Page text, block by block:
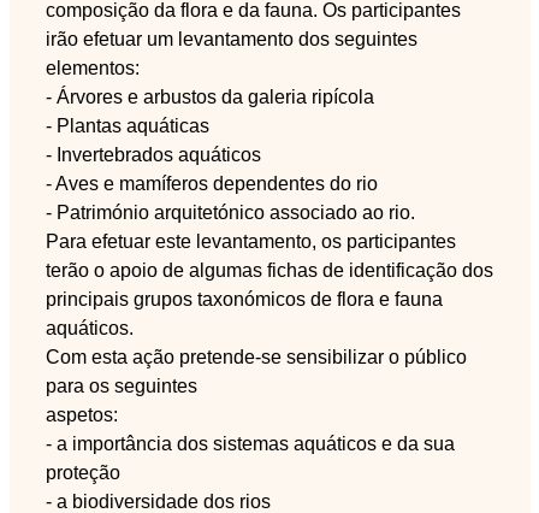
composição da flora e da fauna. Os participantes
irão efetuar um levantamento dos seguintes
elementos:
- Árvores e arbustos da galeria ripícola
- Plantas aquáticas
- Invertebrados aquáticos
- Aves e mamíferos dependentes do rio
- Património arquitetónico associado ao rio.
Para efetuar este levantamento, os participantes
terão o apoio de algumas fichas de identificação dos
principais grupos taxonómicos de flora e fauna
aquáticos.
Com esta ação pretende-se sensibilizar o público
para os seguintes
aspetos:
- a importância dos sistemas aquáticos e da sua
proteção
- a biodiversidade dos rios